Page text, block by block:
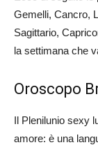
Gemelli, Cancro,
Sagittario,
la settimana che
Oroscopo
Il Plenilunio sexy
amore: è una